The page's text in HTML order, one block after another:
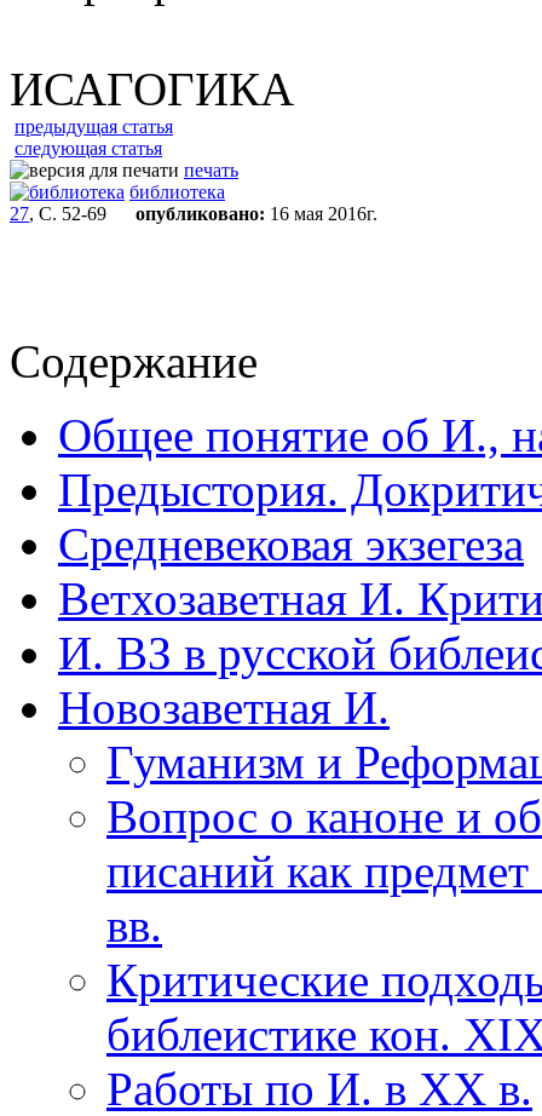
ИСАГОГИКА
предыдущая статья
следующая статья
печать
библиотека
27, С. 52-69 опубликовано: 16 мая 2016г.
Содержание
Общее понятие об И.,
Предыстория.
Средневековая экзегеза
Ветхозаветная И.
И. ВЗ в русской
Новозаветная И.
Гуманизм и
Вопрос о каноне и
писаний как
вв.
Критические
библеистике кон.
Работы по И. в XX в.